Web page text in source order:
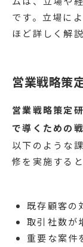
です。立場に
ほど詳しく解説
営業戦略策
営業戦略策定
で導くための
以下のような
修を実施する
既存顧客の
取引社数が
重要な案件